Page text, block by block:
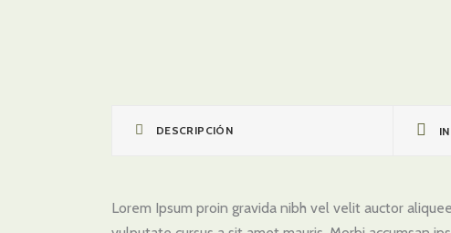
DESCRIPCIÓN
Lorem Ipsum proin gravida nibh vel velit auctor